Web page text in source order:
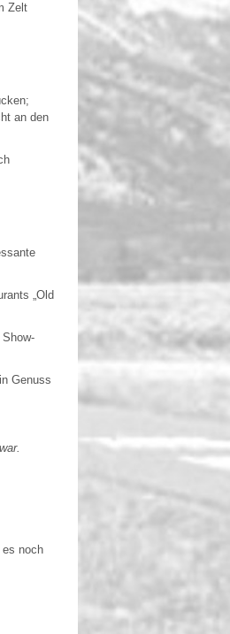
Zelt
an den
„Old
Genuss
es noch